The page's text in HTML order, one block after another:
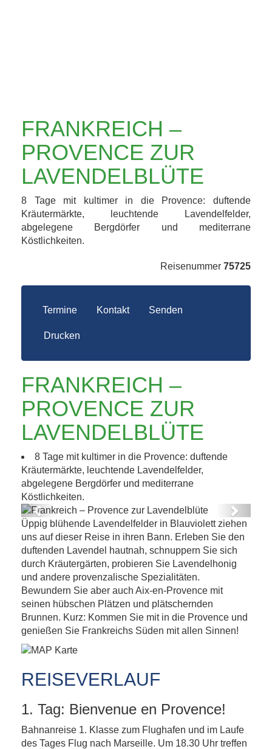
FRANKREICH –
PROVENCE ZUR
LAVENDELBLÜTE
8 Tage mit kultimer in die Provence: duftende
Kräutermärkte, leuchtende Lavendelfelder,
abgelegene Bergdörfer und mediterrane
Köstlichkeiten.
Reisenummer 75725
Termine Kontakt Senden
Drucken
FRANKREICH –
PROVENCE ZUR
LAVENDELBLÜTE
8 Tage mit kultimer in die Provence: duftende
Kräutermärkte, leuchtende Lavendelfelder,
abgelegene Bergdörfer und mediterrane
Köstlichkeiten.
Lavendelblüte Frankreich – Provence zur
Previous Next
Üppig blühende Lavendelfelder in Blauviolett ziehen
uns auf dieser Reise in ihren Bann. Erleben Sie den
duftenden Lavendel hautnah, schnuppern Sie sich
durch Kräutergärten, probieren Sie Lavendelhonig
und andere provenzalische Spezialitäten.
Bewundern Sie aber auch Aix-en-Provence mit
seinen hübschen Plätzen und plätschernden
Brunnen. Kurz: Kommen Sie mit in die Provence und
genießen Sie Frankreichs Süden mit allen Sinnen!
REISEVERLAUF
1. Tag: Bienvenue en Provence!
Bahnanreise 1. Klasse zum Flughafen und im Laufe
des Tages Flug nach Marseille. Um 18.30 Uhr treffen